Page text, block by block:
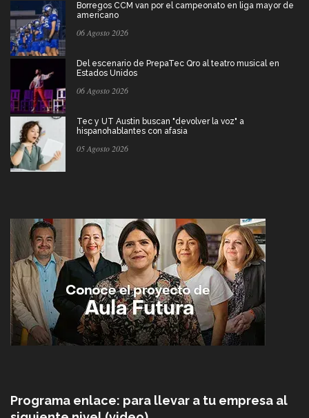
Borregos CCM van por el campeonato en liga mayor de
americano
06 Agosto 2026
Del escenario de PrepaTec Qro al teatro musical en
Estados Unidos
06 Agosto 2026
Tec y UT Austin buscan "devolver la voz" a
hispanohablantes con afasia
05 Agosto 2026
Programa enlace: para llevar a tu empresa al